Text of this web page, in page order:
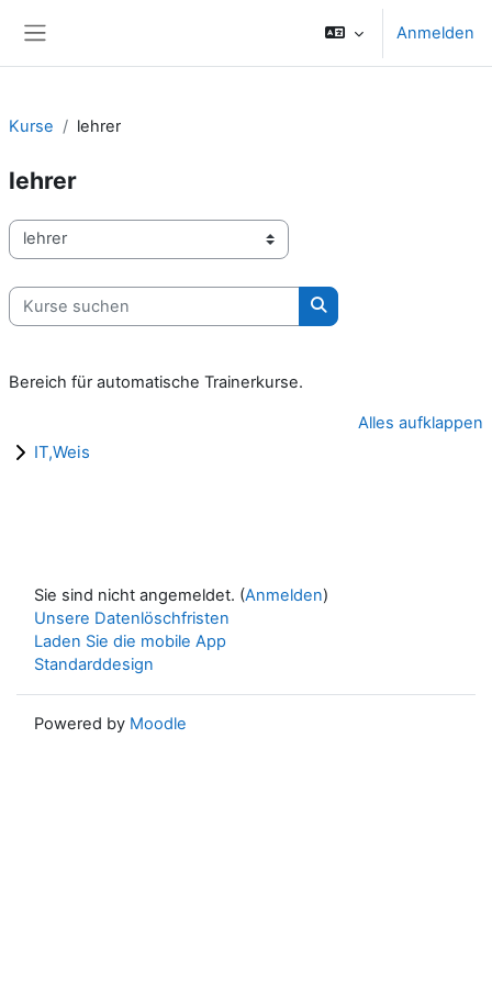
Anmelden
Kurse lehrer
lehrer
Kursbereiche
Kurse suchen
Kurse suchen
Bereich für automatische Trainerkurse.
Alles aufklappen
IT,Weis
Sie sind nicht angemeldet. (Anmelden)
Unsere Datenlöschfristen
Laden Sie die mobile App
Standarddesign
Powered by Moodle